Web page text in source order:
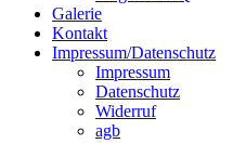
Galerie
Kontakt
Impressum/Datenschutz
Impressum
Datenschutz
Widerruf
agb